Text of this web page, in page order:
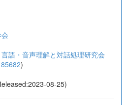
語・音声理解と対話処理研究会
)
08-25)